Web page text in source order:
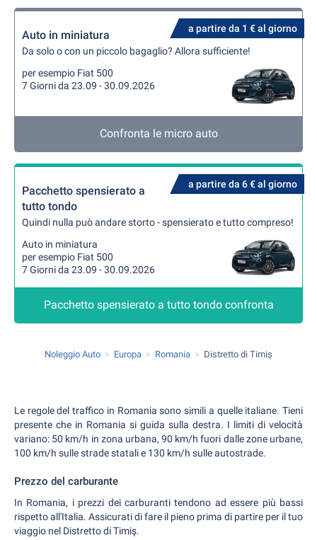
a partire da 1 € al giorno
Auto in miniatura
Da solo o con un piccolo bagaglio? Allora sufficiente!
per esempio Fiat 500
7 Giorni da 23.09 - 30.09.2026
Confronta le micro auto
a partire da 6 € al giorno
Pacchetto spensierato a
tutto tondo
Quindi nulla può andare storto - spensierato e tutto compreso!
Auto in miniatura
per esempio Fiat 500
7 Giorni da 23.09 - 30.09.2026
Pacchetto spensierato a tutto tondo confronta
Noleggio Auto Europa Romania Distretto di Timiș
Le regole del traffico in Romania sono simili a quelle italiane. Tieni
presente che in Romania si guida sulla destra. I limiti di velocità
variano: 50 km/h in zona urbana, 90 km/h fuori dalle zone urbane,
100 km/h sulle strade statali e 130 km/h sulle autostrade.
Prezzo del carburante
In Romania, i prezzi dei carburanti tendono ad essere più bassi
rispetto all'Italia. Assicurati di fare il pieno prima di partire per il tuo
viaggio nel Distretto di Timiș.